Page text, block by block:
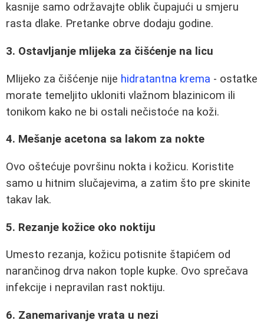
kasnije samo održavajte oblik čupajući u smjeru
rasta dlake. Pretanke obrve dodaju godine.
3. Ostavljanje mlijeka za čišćenje na licu
Mlijeko za čišćenje nije hidratantna krema - ostatke
morate temeljito ukloniti vlažnom blazinicom ili
tonikom kako ne bi ostali nečistoće na koži.
4. Mešanje acetona sa lakom za nokte
Ovo oštećuje površinu nokta i kožicu. Koristite
samo u hitnim slučajevima, a zatim što pre skinite
takav lak.
5. Rezanje kožice oko noktiju
Umesto rezanja, kožicu potisnite štapićem od
narančinog drva nakon tople kupke. Ovo sprečava
infekcije i nepravilan rast noktiju.
6. Zanemarivanje vrata u nezi